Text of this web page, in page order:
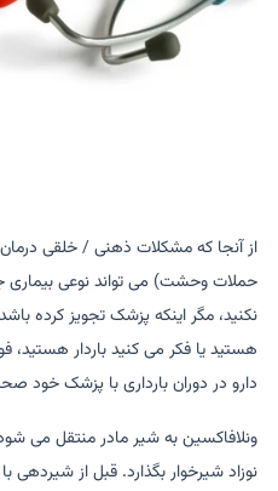
از آنجا که مشکلات ذهنی / خلقی
حملات وحشت) می تواند نوعی بیماری
نکنید، مگر اینکه پزشک تجویز کرده
هستید یا فکر می کنید باردار هستید،
دارو در دوران بارداری با پزشک خود
ونلافاکسین به شیر مادر منتقل می
نوزاد شیرخوار بگذارد. قبل از